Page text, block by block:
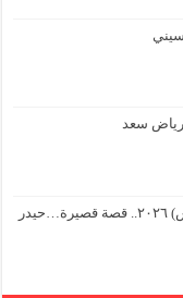
سعد
بغضُ مِنْ ذكرى ٣ آب (أغسطس) ٢٠٢٦.. قصة قصيرة…حيدر